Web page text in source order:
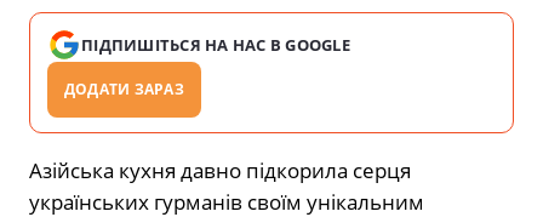
ПІДПИШІТЬСЯ НА НАС В GOOGLE
ДОДАТИ ЗАРАЗ
Азійська кухня давно підкорила серця
українських гурманів своїм унікальним